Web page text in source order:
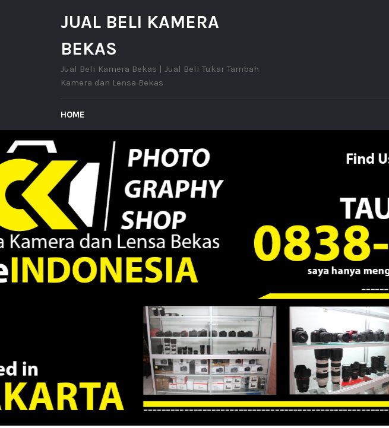
JUAL BELI KAMERA
BEKAS
Jual Beli Kamera Bekas | Jual Beli Tukar Tambah
Kamera dan Lensa Bekas
HOME